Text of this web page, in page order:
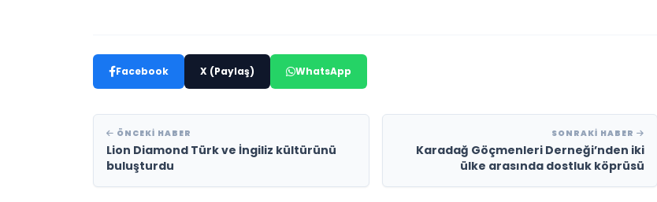
Facebook X (Paylaş) WhatsApp
ÖNCEKI HABER
Lion Diamond Türk ve İngiliz kültürünü
buluşturdu
SONRAKI HABER
Karadağ Göçmenleri Derneği’nden iki
ülke arasında dostluk köprüsü